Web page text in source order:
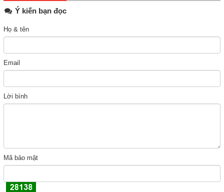
Ý kiến bạn đọc
Họ & tên
Email
Lời bình
Mã bảo mật